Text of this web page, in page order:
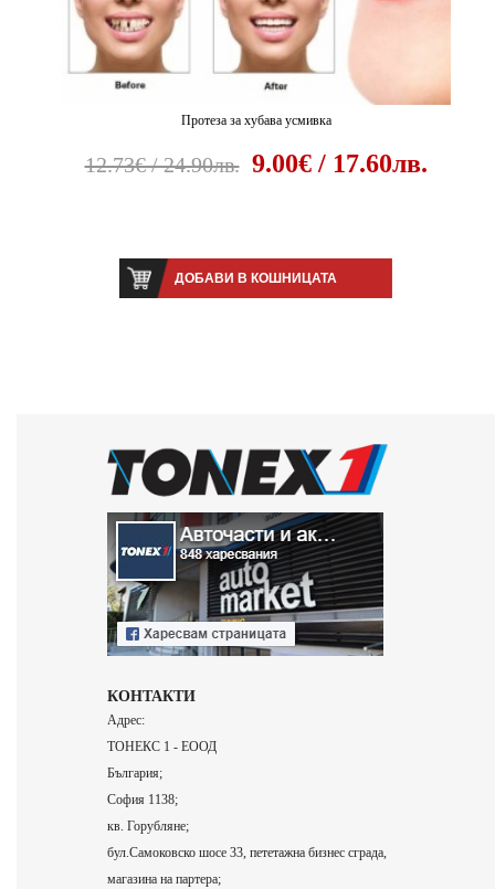
Протеза за хубава усмивка
12.73€ / 24.90лв. 9.00€ / 17.60лв.
ДОБАВИ В КОШНИЦАТА
КОНТАКТИ
Адрес:
ТОНЕКС 1 - ЕООД
България;
София 1138;
кв. Горубляне;
бул.Самоковско шосе 33, пететажна бизнес сграда,
магазина на партера;